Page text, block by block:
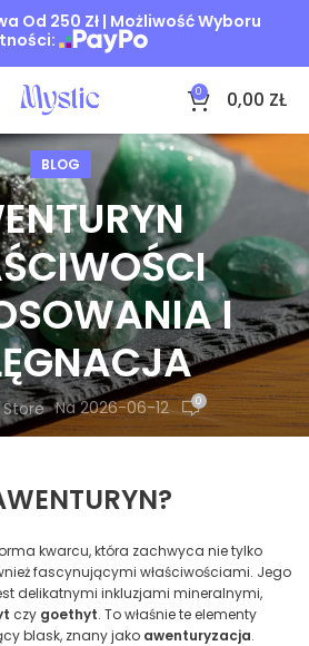
0 0,00 ZŁ
BLOG
I
Na 2026-06-12 0
kwarcu, która zachwyca nie tylko
fascynującymi właściwościami. Jego
delikatnymi inkluzjami mineralnymi,
czy goethyt. To właśnie te elementy
blask, znany jako awenturyzacja.
Od 250 Zł | Możliwość Wyboru